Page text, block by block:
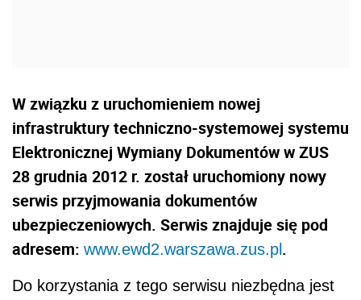
W związku z uruchomieniem nowej
infrastruktury techniczno-systemowej systemu
Elektronicznej Wymiany Dokumentów w ZUS
28 grudnia 2012 r. został uruchomiony nowy
serwis przyjmowania dokumentów
ubezpieczeniowych. Serwis znajduje się pod
adresem: www.ewd2.warszawa.zus.pl .
Do korzystania z tego serwisu niezbędna jest